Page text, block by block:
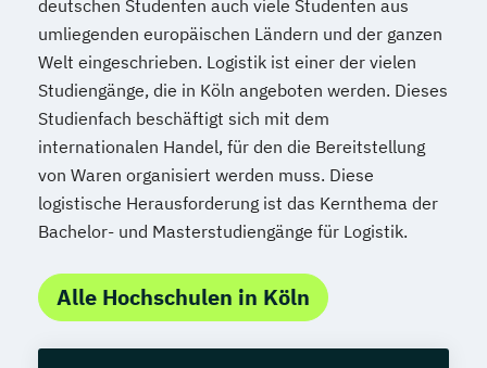
deutschen Studenten auch viele Studenten aus
umliegenden europäischen Ländern und der ganzen
Welt eingeschrieben. Logistik ist einer der vielen
Studiengänge, die in Köln angeboten werden. Dieses
Studienfach beschäftigt sich mit dem
internationalen Handel, für den die Bereitstellung
von Waren organisiert werden muss. Diese
logistische Herausforderung ist das Kernthema der
Bachelor- und Masterstudiengänge für Logistik.
Alle Hochschulen in Köln